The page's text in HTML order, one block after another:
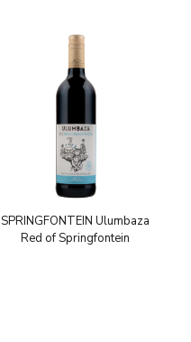
SPRINGFONTEIN Ulumbaza
Red of Springfontein